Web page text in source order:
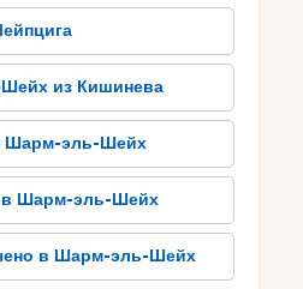
Музей фараонов.
множество артефактов и
позволяющих
взгляд на прошлое этой
не только прекрасное
и место, где можно
в Сома Бэй и
сочетанием
из Кишинева
Шарм-эль-Шейх
в Шарм-эль-Шейх
в Шарм-эль-Шейх